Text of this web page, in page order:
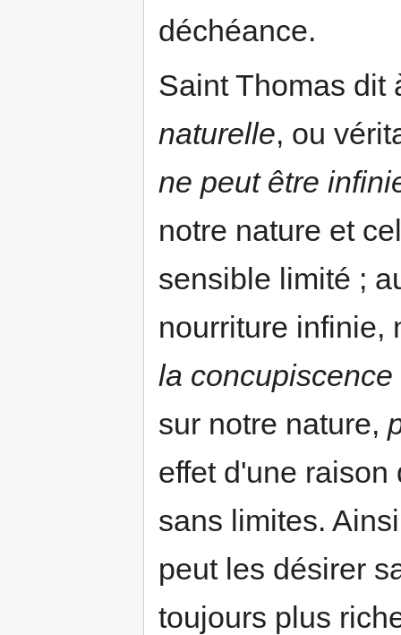
déchéance.
Saint Thomas dit
naturelle, ou
ne peut être
notre nature et
sensible limité ;
nourriture infinie,
la
sur notre nature,
effet d'une
sans limites.
peut les désirer
toujours plus